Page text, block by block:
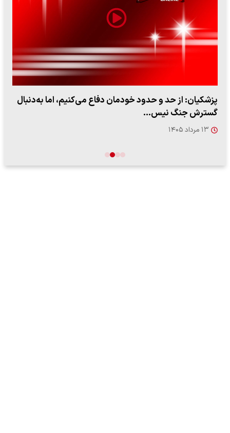
پزشکیان: از حد و حدود خودمان دفاع می‌کنیم، اما به‌دنبال
گسترش جنگ نیس…
۱۳ مرداد ۱۴۰۵